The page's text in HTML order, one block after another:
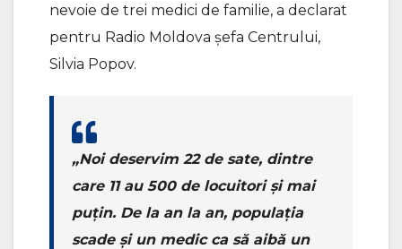
nevoie de trei medici de familie, a declarat
pentru Radio Moldova șefa Centrului,
Silvia Popov.
„Noi deservim 22 de sate, dintre
care 11 au 500 de locuitori și mai
puțin. De la an la an, populația
scade și un medic ca să aibă un